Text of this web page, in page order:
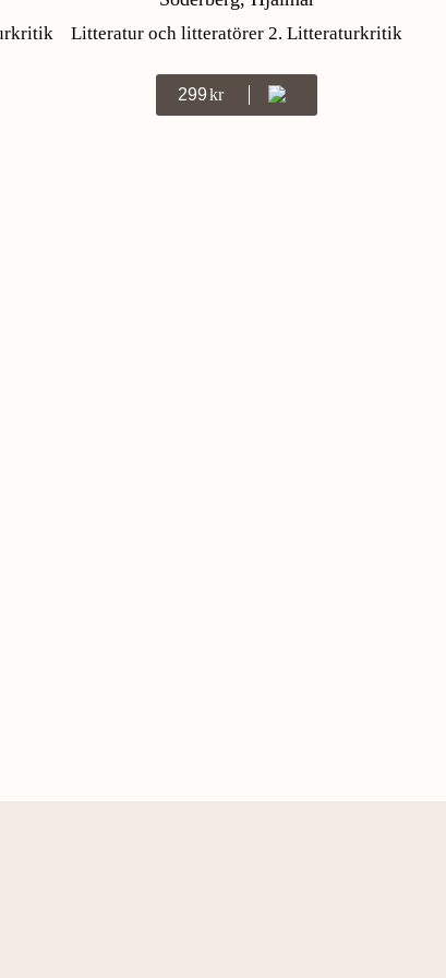
Litteratur och litteratörer 2. Litteraturkritik
299Kr